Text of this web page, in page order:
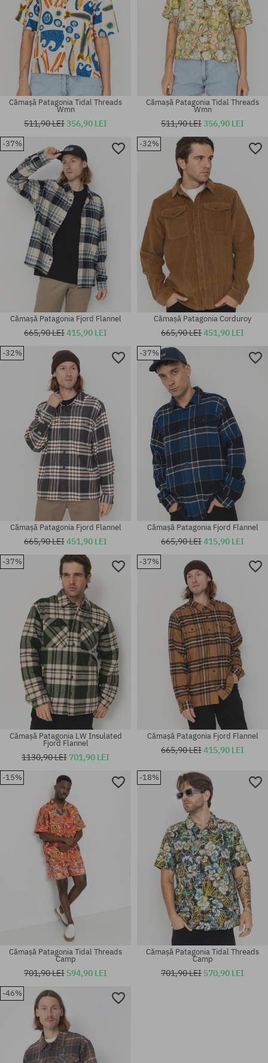
Mărimi existente:
M; L
Mărimi existente:
Mărimi existente:
Cămașă Patagonia Tidal Threads
Wmn
511,90 LEI356,90 LEI
Mărimi existente:
XS; S
Cămașă Patagonia Tidal Threads
Wmn
511,90 LEI356,90 LEI
-37%
Mărimi existente:
Cămașă Patagonia Fjord Flannel
665,90 LEI415,90 LEI
-32%
Mărimi existente:
Cămașă Patagonia Corduroy
665,90 LEI451,90 LEI
-32%
Mărimi existente:
Cămașă Patagonia Fjord Flannel
665,90 LEI451,90 LEI
-37%
Mărimi existente:
Cămașă Patagonia Fjord Flannel
665,90 LEI415,90 LEI
-37%
Mărimi existente:
Cămașă Patagonia LW Insulated
Fjord Flannel
1130,90 LEI 701,90 LEI
-37%
Cămașă Patagonia Fjord Flannel
665,90 LEI415,90 LEI
-15%
Cămașă Patagonia Tidal Threads
Camp
701,90 LEI 594,90 LEI
-18%
Cămașă Patagonia Tidal Threads
Camp
701,90 LEI 570,90 LEI
-46%